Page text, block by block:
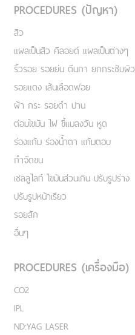
PROCEDURES (ปัญหา)
สิว
แผลเป็นสิว คีลอยด์ แผลเป็นต่างๆ
ริ้วรอย รอยย่น ตีนกา ยกกระชับผิว
รอยแดง เส้นเลือดฟอย
ฝ้า กระ รอยดำ ปาน
ต่อมไขมัน ไฝ ขี้แมลงวัน หูด
ร่องแก้ม ร่องน้ำตา แก้มตอบ
กำจัดขน
เชลลูไลท์ ไขมันส่วนเกิน ปรับรูปร่าง
ปรับรูปหน้าเรียว
รอยสัก
อื่นๆ
PROCEDURES (เครื่องมือ)
CO2
IPL
ND:YAG LASER